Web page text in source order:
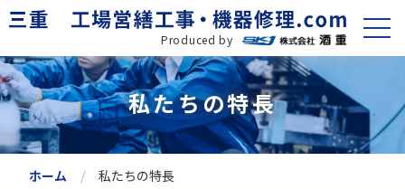
Produced by
私たちの特長
ホーム 私たちの特長